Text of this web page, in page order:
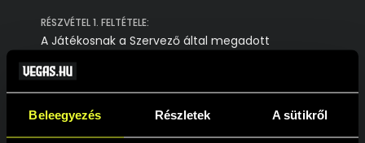
Beleegyezés Részletek A sütikről
RÉSZVÉTEL 1. FELTÉTELE:
A Játékosnak a Szervező által megadott
pörgetésenkénti minimális tét 200 Ft vagy a
játékon belül elérhető következő, magasabb
tétlépcső. A részvételhez a Játékos bármelyik
felsorolt játékon pörgethet.